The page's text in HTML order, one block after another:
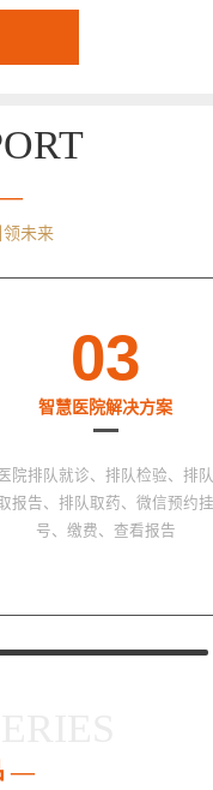
—
未来
03
智慧医院解决方案
医院排队就诊、排队检验、排队
报告、排队取药、微信预约挂
号、缴费、查看报告
—